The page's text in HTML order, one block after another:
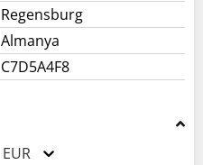
Regensburg
Almanya
C7D5A4F8
EUR